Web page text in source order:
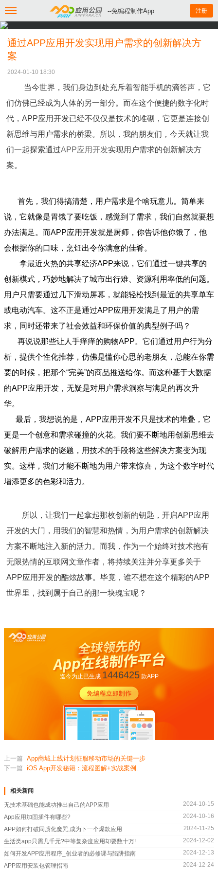
--免编程制作App 注册
通过APP应用开发实现用户需求的创新解决方
案
2024-01-10 18:30
当今世界，我们身边到处充斥着智能手机的滴答声，它
们仿佛已经成为人体的另一部分。而在这个便捷的数字化时
代，APP应用开发已经不仅仅是技术的堆砌，它更是连接创
新思维与用户需求的桥梁。所以，我的朋友们，今天就让我
们一起探索通过APP应用开发实现用户需求的创新解决方
案。
首先，我们得搞清楚，用户需求是个啥玩意儿。简单来
说，它就像是胃饿了要吃饭，感觉到了需求，我们自然就要想
办法满足。而APP应用开发就是厨师，你告诉他你饿了，他
会根据你的口味，烹饪出令你满意的佳肴。
拿最近火热的共享经济APP来说，它们通过一键共享的
创新模式，巧妙地解决了城市出行难、资源利用率低的问题。
用户只需要通过几下滑动屏幕，就能轻松找到最近的共享单车
或电动汽车。这不正是通过APP应用开发满足了用户的需
求，同时还带来了社会效益和环保价值的典型例子吗？
再说说那些让人手痒痒的购物APP。它们通过用户行为分
析，提供个性化推荐，仿佛是懂你心思的老朋友，总能在你需
要的时候，把那个“完美”的商品推送给你。而这种基于大数据
的APP应用开发，无疑是对用户需求洞察与满足的再次升
华。
最后，我想说的是，APP应用开发不只是技术的堆叠，它
更是一个创意和需求碰撞的火花。我们要不断地用创新思维去
破解用户需求的谜题，用技术的手段将这些解决方案变为现
实。这样，我们才能不断地为用户带来惊喜，为这个数字时代
增添更多的色彩和活力。
所以，让我们一起拿起那枚创新的钥匙，开启APP应用
开发的大门，用我们的智慧和热情，为用户需求的创新解决
方案不断地注入新的活力。而我，作为一个始终对技术抱有
无限热情的互联网文章作者，将持续关注并分享更多关于
APP应用开发的酷炫故事。毕竟，谁不想在这个精彩的APP
世界里，找到属于自己的那一块瑰宝呢？
迄今为止已生成 1446425款APP
上一篇 App商城上线计划征服移动市场的关键一步
下一篇 iOS App开发秘籍：流程图解+实战案例.
相关新闻
无技术基础也能成功推出自己的APP应用
2024-10-15
App应用加固插件有哪些?
2024-10-16
APP如何打破同质化魔咒,成为下一个爆款应用
2024-11-25
生活类app只需几千元?中等复杂度应用却要数十万!
2024-12-02
如何开发APP应用程序_创业者的必修课与陷阱指南
2024-12-13
APP应用安装包管理指南
2024-12-24